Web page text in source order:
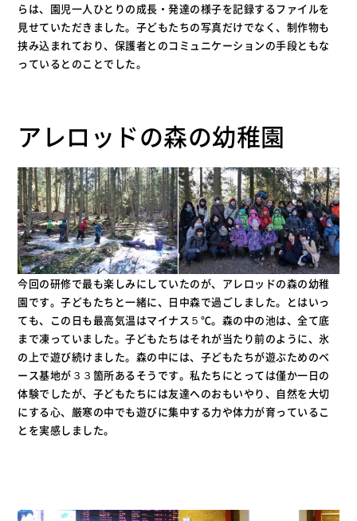
らは、園児一人ひとりの成長・発達の様子を記録するファイルを
見せていただきました。子どもたちの写真だけでなく、制作物も
挟み込まれており、保護者とのコミュニケーションの手段ともな
っているとのことでした。
アレロッドの森の幼稚園
今回の研修で最も楽しみにしていたのが、アレロッドの森の幼稚
園です。子どもたちと一緒に、日中森で過ごしました。とはいっ
ても、この日も最高気温はマイナス５℃。森の中の池は、全て底
まで凍っていました。子どもたちはそれが当たり前のように、氷
の上で遊び続けました。森の中には、子どもたちが遊ぶためのベ
ース基地が３３箇所あるそうです。私たちにとっては僅か一日の
体験でしたが、子どもたちには友達へのおもいやり、自然を大切
にする心、厳寒の中でも遊びに集中する力や体力が育っているこ
とを実感しました。